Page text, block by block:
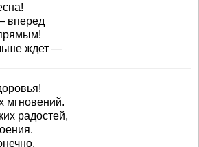
вперед
ждет —
мгновений.
радостей,